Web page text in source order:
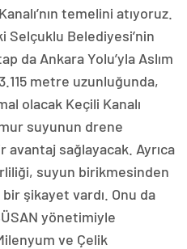
temelini atıyoruz.
Selçuklu Belediyesi’nin
da Ankara Yolu’yla Aslım
metre uzunluğunda,
olacak Keçili Kanalı
suyunun drene
sağlayacak. Ayrıca
suyun birikmesinden
şikayet vardı. Onu da
yönetimiyle
ve Çelik